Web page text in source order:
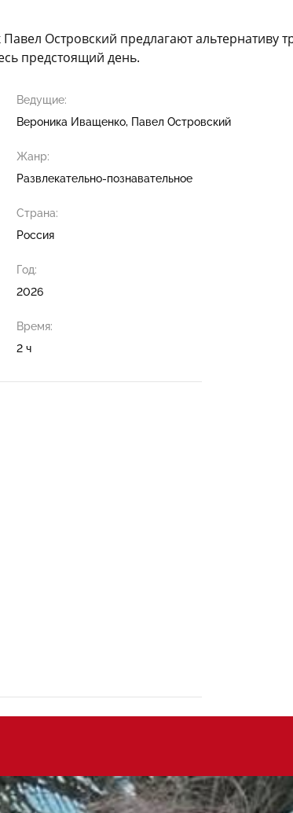
Островский предлагают альтернативу
предстоящий день.
Ведущие:
Вероника Иващенко Павел Островский
Жанр:
Развлекательно-познавательное
Страна:
Россия
Год:
2026
Время:
2 ч